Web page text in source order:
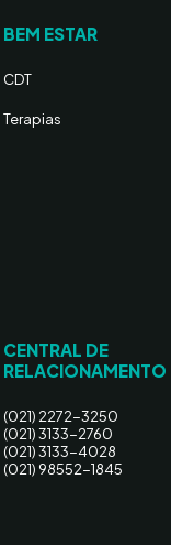
BEM ESTAR
CDT
Terapias
CENTRAL DE
RELACIONAMENTO
(021) 2272-3250
(021) 3133-2760
(021) 3133-4028
(021) 98552-1845